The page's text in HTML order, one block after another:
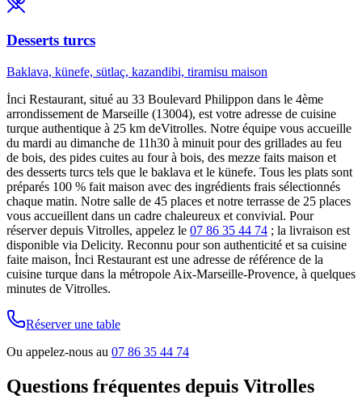
Desserts turcs
Baklava, künefe, sütlaç, kazandibi, tiramisu maison
İnci Restaurant, situé au 33 Boulevard Philippon dans le 4ème
arrondissement de Marseille (13004), est votre adresse de cuisine
turque authentique à 25 km deVitrolles. Notre équipe vous accueille
du mardi au dimanche de 11h30 à minuit pour des grillades au feu
de bois, des pides cuites au four à bois, des mezze faits maison et
des desserts turcs tels que le baklava et le künefe. Tous les plats sont
préparés 100 % fait maison avec des ingrédients frais sélectionnés
chaque matin. Notre salle de 45 places et notre terrasse de 25 places
vous accueillent dans un cadre chaleureux et convivial. Pour
réserver depuis Vitrolles, appelez le 07 86 35 44 74 ; la livraison est
disponible via Delicity. Reconnu pour son authenticité et sa cuisine
faite maison, İnci Restaurant est une adresse de référence de la
cuisine turque dans la métropole Aix-Marseille-Provence, à quelques
minutes de Vitrolles.
Réserver une table
Ou appelez-nous au 07 86 35 44 74
Questions fréquentes depuis Vitrolles